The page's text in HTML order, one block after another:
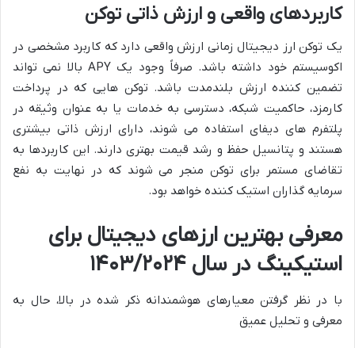
کاربردهای واقعی و ارزش ذاتی توکن
یک توکن ارز دیجیتال زمانی ارزش واقعی دارد که کاربرد مشخصی در
اکوسیستم خود داشته باشد. صرفاً وجود یک APY بالا نمی تواند
تضمین کننده ارزش بلندمدت باشد. توکن هایی که در پرداخت
کارمزد، حاکمیت شبکه، دسترسی به خدمات یا به عنوان وثیقه در
پلتفرم های دیفای استفاده می شوند، دارای ارزش ذاتی بیشتری
هستند و پتانسیل حفظ و رشد قیمت بهتری دارند. این کاربردها به
تقاضای مستمر برای توکن منجر می شوند که در نهایت به نفع
سرمایه گذاران استیک کننده خواهد بود.
معرفی بهترین ارزهای دیجیتال برای
استیکینگ در سال ۱۴۰۳/۲۰۲۴
با در نظر گرفتن معیارهای هوشمندانه ذکر شده در بالا، حال به
معرفی و تحلیل عمیق